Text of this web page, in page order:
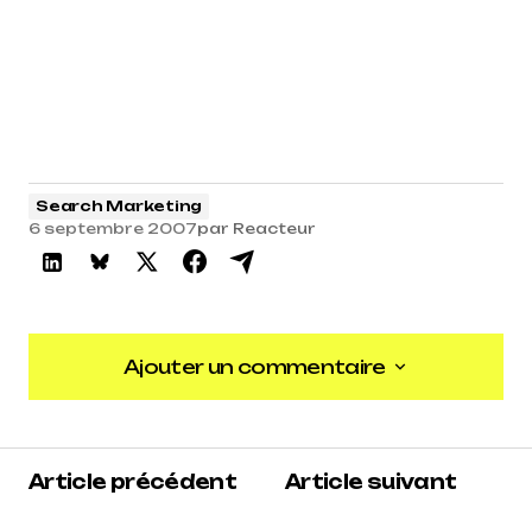
Search Marketing
6 septembre 2007par Reacteur
Ajouter un commentaire
Ajouter un commentaire
Article précédent
Article suivant